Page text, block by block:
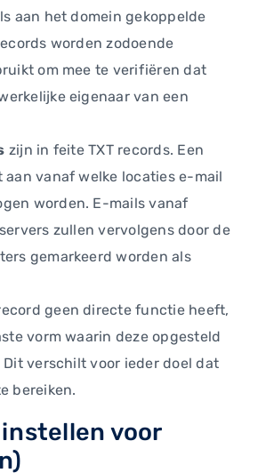
aan het domein gekoppelde
worden zodoende
om mee te verifiëren dat
eigenaar van een
zijn in feite TXT records. Een
aan vanaf welke locaties e-mail
worden. E-mails vanaf
zullen vervolgens door de
gemarkeerd worden als
geen directe functie heeft,
vorm waarin deze opgesteld
verschilt voor ieder doel dat
bereiken.
voor